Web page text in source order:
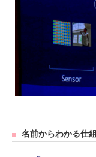
名前からわかる仕